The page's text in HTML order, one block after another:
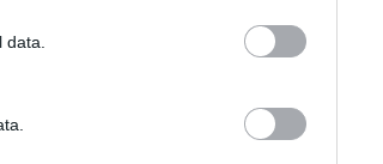
egy fizetést,
el, ami ezt eléri. Az
mint a túl
lehetőségeket. NYARALÁS
Erre vágynak